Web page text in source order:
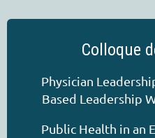
Colloque
Physician
Based Leadership
Public Health in an